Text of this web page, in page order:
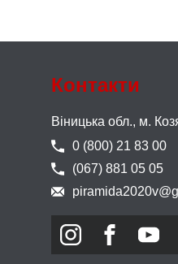
Контакти
Віницька обл., м.
0 (800) 21 83 00
(067) 881 05 05